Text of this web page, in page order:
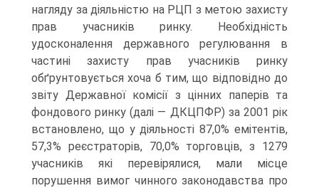
нагляду за діяльністю на РЦП з ме­тою захисту
прав учасників ринку. Необхідність
удосконалення державного регулювання в
частині захисту прав учасників ринку
обґрунтовується хоча б тим, що відповідно до
звіту Державної комісії з цінних паперів та
фондового ринку (далі — ДКЦПФР) за 2001 рік
встановлено, що у діяльності 87,0% еміте­нтів,
57,3% реєстраторів, 70,0% торговців, з 1279
учасників які перевірялися, мали місце
порушення вимог чинного законодавства про